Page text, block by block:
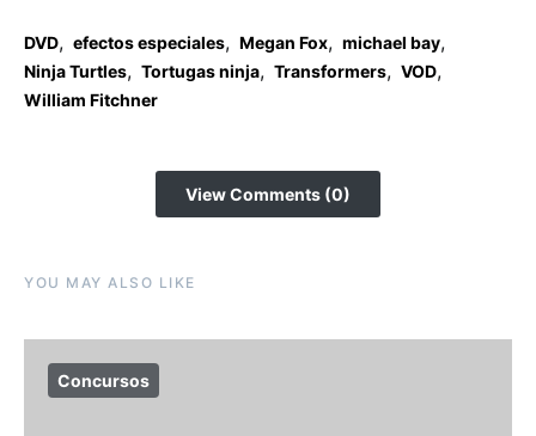
DVD, efectos especiales, Megan Fox, michael bay,
Ninja Turtles, Tortugas ninja, Transformers, VOD,
William Fitchner
View Comments (0)
YOU MAY ALSO LIKE
Concursos